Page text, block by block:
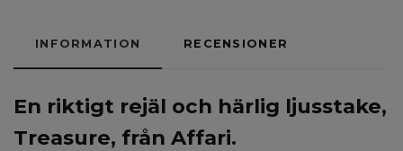
INFORMATION RECENSIONER
En riktigt rejäl och härlig ljusstake,
Treasure, från Affari.